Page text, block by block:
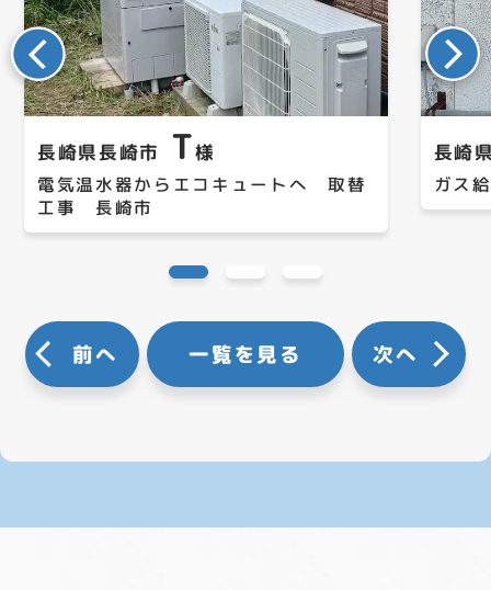
長崎県長崎市 T様
電気温水器からエコキュートへ 取替
工事 長崎市
長崎
ガス
前へ 一覧を見る 次へ